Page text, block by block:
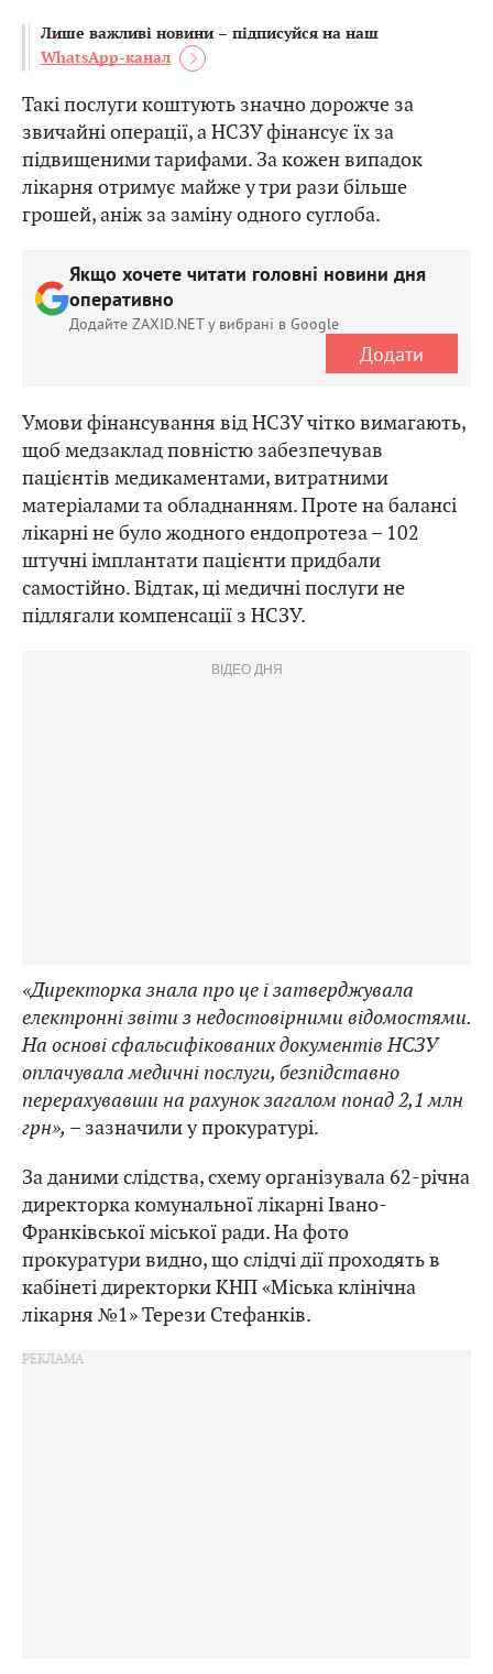
Лише важливі новини – підписуйся на наш
WhatsApp-канал
Такі послуги коштують значно дорожче за
звичайні операції, а НСЗУ фінансує їх за
підвищеними тарифами. За кожен випадок
лікарня отримує майже у три рази більше
грошей, аніж за заміну одного суглоба.
Якщо хочете читати головні новини дня
оперативно
Додайте ZAXID.NET у вибрані в Google
Додати
Умови фінансування від НСЗУ чітко вимагають,
щоб медзаклад повністю забезпечував
пацієнтів медикаментами, витратними
матеріалами та обладнанням. Проте на балансі
лікарні не було жодного ендопротеза – 102
штучні імплантати пацієнти придбали
самостійно. Відтак, ці медичні послуги не
підлягали компенсації з НСЗУ.
ВІДЕО ДНЯ
«Директорка знала про це і затверджувала
електронні звіти з недостовірними відомостями.
На основі сфальсифікованих документів НСЗУ
оплачувала медичні послуги, безпідставно
перерахувавши на рахунок загалом понад 2,1 млн
грн», – зазначили у прокуратурі.
За даними слідства, схему організувала 62-річна
директорка комунальної лікарні Івано-
Франківської міської ради. На фото
прокуратури видно, що слідчі дії проходять в
кабінеті директорки КНП «Міська клінічна
лікарня №1» Терези Стефанків.